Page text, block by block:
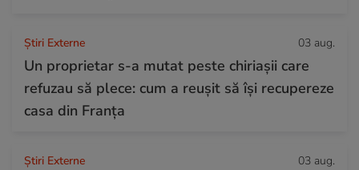
Știri Externe 03 aug.
Un proprietar s-a mutat peste chiriașii care
refuzau să plece: cum a reușit să își recupereze
casa din Franța
Știri Externe 03 aug.